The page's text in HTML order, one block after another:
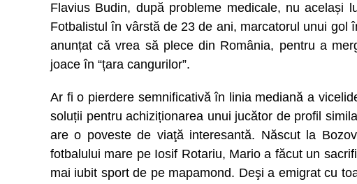
Flavius Budin, după probleme medicale, nu același
Fotbalistul în vârstă de 23 de ani, marcatorul unui
anunțat că vrea să plece din România, pentru a
joace în “țara cangurilor”.
Ar fi o pierdere semnificativă în linia mediană a
soluții pentru achiziționarea unui jucător de profil
are o poveste de viaţă interesantă. Născut la
fotbalului mare pe Iosif Rotariu, Mario a făcut un
mai iubit sport de pe mapamond. Deşi a emigrat cu